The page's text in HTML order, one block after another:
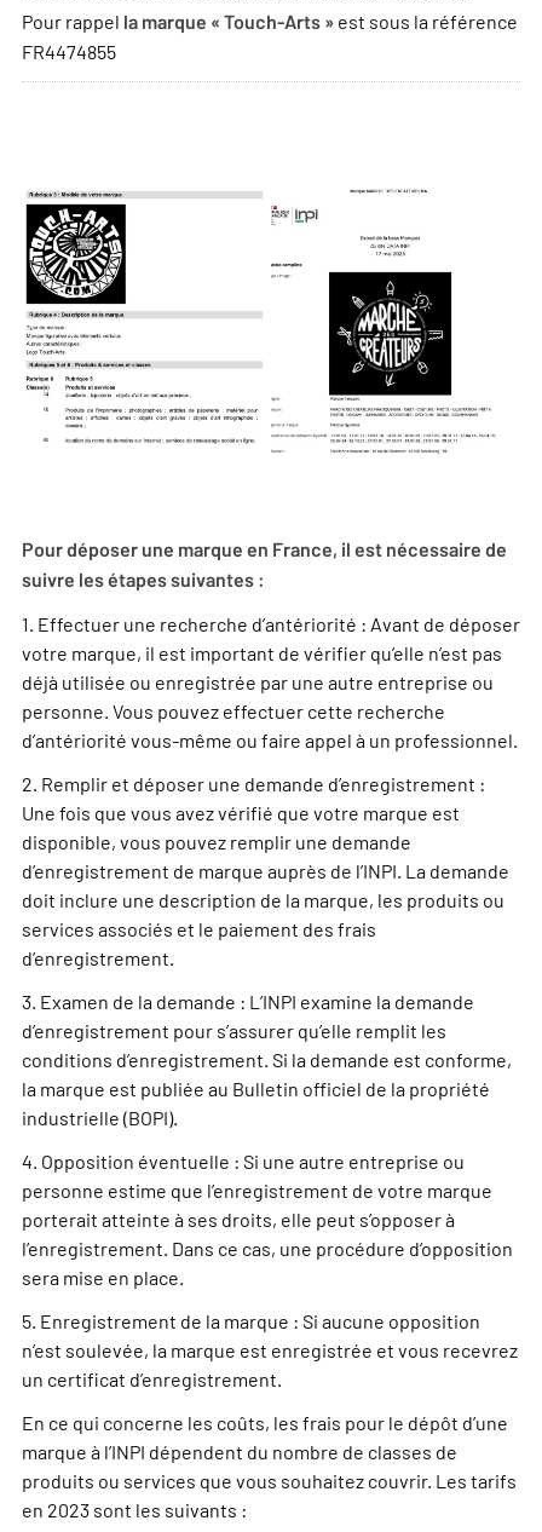
Pour rappel la marque « Touch-Arts » est sous la référence
FR4474855
Pour déposer une marque en France, il est nécessaire de
suivre les étapes suivantes :
1. Effectuer une recherche d’antériorité : Avant de déposer
votre marque, il est important de vérifier qu’elle n’est pas
déjà utilisée ou enregistrée par une autre entreprise ou
personne. Vous pouvez effectuer cette recherche
d’antériorité vous-même ou faire appel à un professionnel.
2. Remplir et déposer une demande d’enregistrement :
Une fois que vous avez vérifié que votre marque est
disponible, vous pouvez remplir une demande
d’enregistrement de marque auprès de l’INPI. La demande
doit inclure une description de la marque, les produits ou
services associés et le paiement des frais
d’enregistrement.
3. Examen de la demande : L’INPI examine la demande
d’enregistrement pour s’assurer qu’elle remplit les
conditions d’enregistrement. Si la demande est conforme,
la marque est publiée au Bulletin officiel de la propriété
industrielle (BOPI).
4. Opposition éventuelle : Si une autre entreprise ou
personne estime que l’enregistrement de votre marque
porterait atteinte à ses droits, elle peut s’opposer à
l’enregistrement. Dans ce cas, une procédure d’opposition
sera mise en place.
5. Enregistrement de la marque : Si aucune opposition
n’est soulevée, la marque est enregistrée et vous recevrez
un certificat d’enregistrement.
En ce qui concerne les coûts, les frais pour le dépôt d’une
marque à l’INPI dépendent du nombre de classes de
produits ou services que vous souhaitez couvrir. Les tarifs
en 2023 sont les suivants :